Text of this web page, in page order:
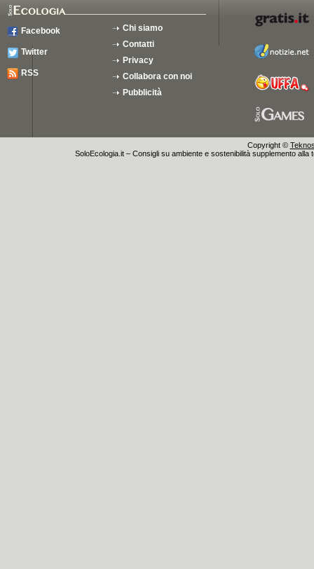
Facebook
Twitter
RSS
Chi siamo
Contatti
Privacy
Collabora con noi
Pubblicità
Copyright ©
SoloEcologia.it – Consigli su ambiente e sostenibilità supplemento